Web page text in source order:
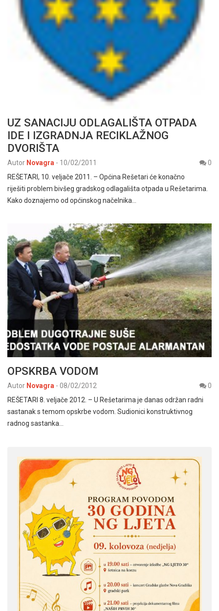
UZ SANACIJU ODLAGALIŠTA OTPADA
IDE I IZGRADNJA RECIKLAŽNOG
DVORIŠTA
Autor Novagra - 10/02/2011
0
REŠETARI, 10. veljače 2011. – Općina Rešetari će konačno
riješiti problem bivšeg gradskog odlagališta otpada u Rešetarima.
Kako doznajemo od općinskog načelnika…
OPSKRBA VODOM
Autor Novagra - 08/02/2012
0
REŠETARI 8. veljače 2012. – U Rešetarima je danas održan radni
sastanak s temom opskrbe vodom. Sudionici konstruktivnog
radnog sastanka…